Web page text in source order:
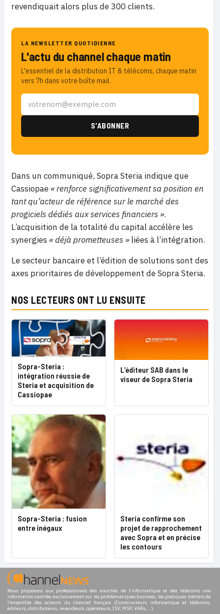
revendiquait alors plus de 300 clients.
LA NEWSLETTER QUOTIDIENNE
L'actu du channel chaque matin
L'essentiel de la distribution IT & télécoms, chaque matin
vers 7h dans votre boîte mail.
Dans un communiqué, Sopra Steria indique que
Cassiopae« renforce significativement sa position en
tant qu’acteur de référence sur le marché des
progiciels dédiés aux services financiers ».
L’acquisition de la totalité du capital accélère les
synergies « déjà prometteuses » liées à l’intégration.
Le secteur bancaire et l’édition de solutions sont des
axes prioritaires de développement de Sopra Steria.
NOS LECTEURS ONT LU ENSUITE
Sopra-Steria :
intégration réussie de
Steria et acquisition de
Cassiopae
L’éditeur SAB dans le
viseur de Sopra Steria
Sopra-Steria : fusion
entre inégaux
Steria confirme son
projet de rapprochement
avec Sopra et en précise
les contours
Nous proposons aux professionnels des marchés de l'informatique et des télécoms une
information centrée exclusivement sur les problématiques business, les pratiques métiers de
l'ensemble des acteurs du channel français (Constructeurs informatique et télécoms,
éditeurs, distributeurs, revendeurs, opérateurs, ISV, MSP, VARs,...)